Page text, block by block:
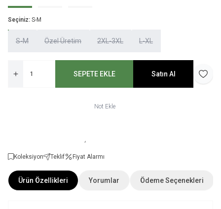
Seçiniz: S-M
S-M Özel Üretim 2XL-3XL L-XL
SEPETE EKLE Satın Al
Not Ekle
Koleksiyon Teklif Fiyat Alarmı
Ürün Özellikleri Yorumlar Ödeme Seçenekleri